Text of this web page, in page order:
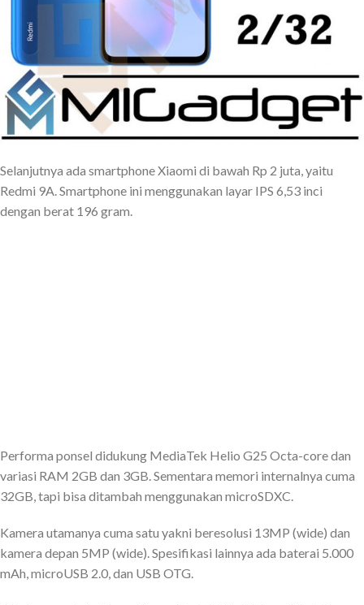
Selanjutnya ada smartphone Xiaomi di bawah Rp 2 juta, yaitu
Redmi 9A. Smartphone ini menggunakan layar IPS 6,53 inci
dengan berat 196 gram.
Performa ponsel didukung MediaTek Helio G25 Octa-core dan
variasi RAM 2GB dan 3GB. Sementara memori internalnya cuma
32GB, tapi bisa ditambah menggunakan microSDXC.
Kamera utamanya cuma satu yakni beresolusi 13MP (wide) dan
kamera depan 5MP (wide). Spesifikasi lainnya ada baterai 5.000
mAh, microUSB 2.0, dan USB OTG.